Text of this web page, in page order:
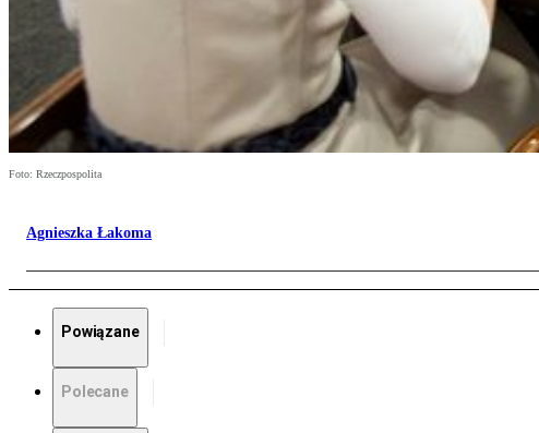
Foto: Rzeczpospolita
Agnieszka Łakoma
Powiązane
Polecane